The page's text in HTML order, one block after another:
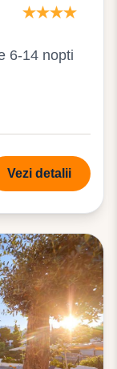
6-14 nopti
Vezi detalii